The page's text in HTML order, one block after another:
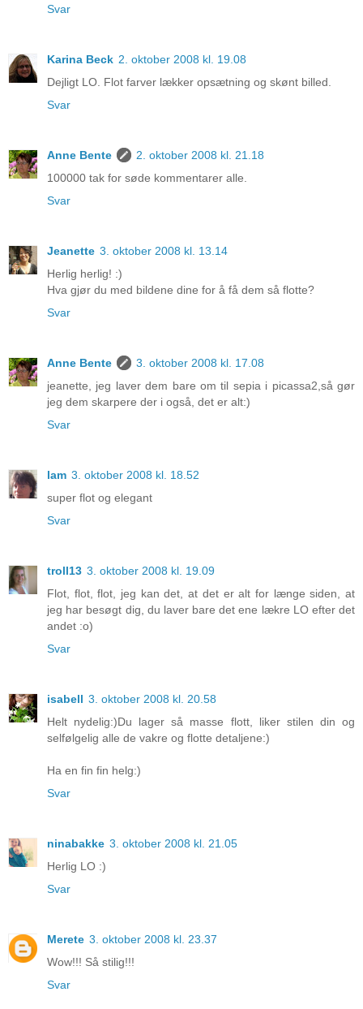
Svar
Karina Beck 2. oktober 2008 kl. 19.08
Dejligt LO. Flot farver lækker opsætning og skønt billed.
Svar
Anne Bente
2. oktober 2008 kl. 21.18
100000 tak for søde kommentarer alle.
Svar
Jeanette 3. oktober 2008 kl. 13.14
Herlig herlig! :)
Hva gjør du med bildene dine for å få dem så flotte?
Svar
Anne Bente
3. oktober 2008 kl. 17.08
jeanette, jeg laver dem bare om til sepia i picassa2,så gør
jeg dem skarpere der i også, det er alt:)
Svar
lam 3. oktober 2008 kl. 18.52
super flot og elegant
Svar
troll13 3. oktober 2008 kl. 19.09
Flot, flot, flot, jeg kan det, at det er alt for længe siden, at
jeg har besøgt dig, du laver bare det ene lækre LO efter det
andet :o)
Svar
isabell 3. oktober 2008 kl. 20.58
Helt nydelig:)Du lager så masse flott, liker stilen din og
selfølgelig alle de vakre og flotte detaljene:)
Ha en fin fin helg:)
Svar
ninabakke 3. oktober 2008 kl. 21.05
Herlig LO :)
Svar
Merete 3. oktober 2008 kl. 23.37
Wow!!! Så stilig!!!
Svar